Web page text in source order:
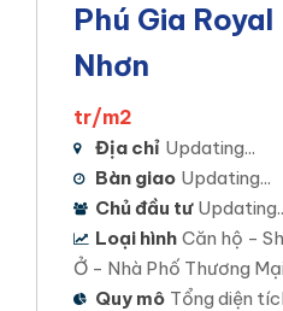
Phú Gia
Nhơn
tr/m2
Địa chỉ Updating...
Bàn giao Updating...
Chủ đầu tư
Loại hình Căn hộ -
Ở - Nhà Phố Thương
Quy mô Tổng diện